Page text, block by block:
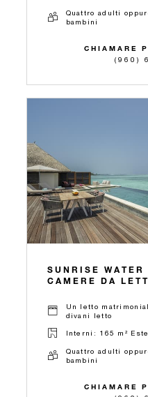
Quattro adulti
bambini
CHIAMARE
(960)
SUNRISE
CAMERE DA
Un letto
divani letto
Interni: 165 m²
Quattro adulti
bambini
CHIAMARE